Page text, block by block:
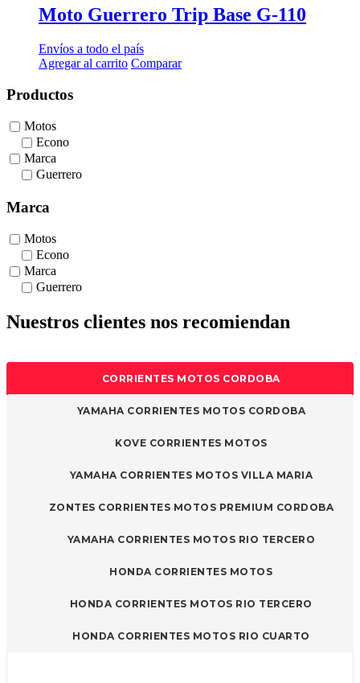
Moto Guerrero Trip Base G-110
Envíos a todo el país
Agregar al carrito Comparar
Productos
Motos
Econo
Marca
Guerrero
Marca
Motos
Econo
Marca
Guerrero
Nuestros clientes nos recomiendan
CORRIENTES MOTOS CORDOBA
YAMAHA CORRIENTES MOTOS CORDOBA
KOVE CORRIENTES MOTOS
YAMAHA CORRIENTES MOTOS VILLA MARIA
ZONTES CORRIENTES MOTOS PREMIUM CORDOBA
YAMAHA CORRIENTES MOTOS RIO TERCERO
HONDA CORRIENTES MOTOS
HONDA CORRIENTES MOTOS RIO TERCERO
HONDA CORRIENTES MOTOS RIO CUARTO